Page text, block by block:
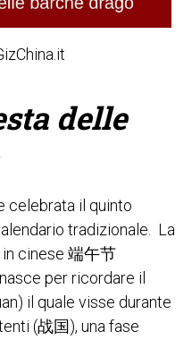
delle
celebrata il quinto
tradizionale. La
cinese 端午节
per ricordare il
il quale visse durante
(战国), una fase